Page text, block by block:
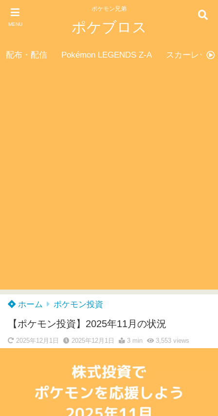
MENU
ポケモン兄弟
ポケブロス
配布・配信 Pokémon LEGENDS Z-A スカーレッ
ホーム ポケモン投資
【ポケモン投資】2025年11月の状況
2025年12月1日 2025年12月1日 3 min 3,553views